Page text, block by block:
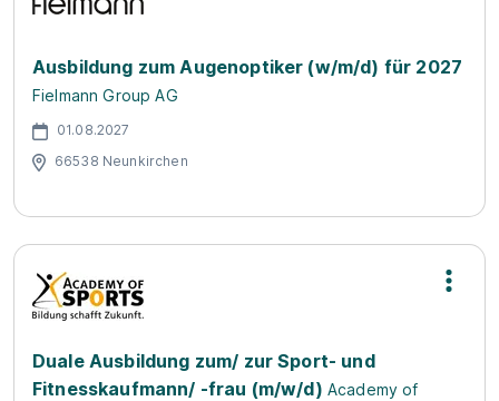
Ausbildung zum Augenoptiker (w/m/d) für 2027
Fielmann Group AG
01.08.2027
66538 Neunkirchen
Duale Ausbildung zum/ zur Sport- und
Fitnesskaufmann/ -frau (m/w/d) Academy of